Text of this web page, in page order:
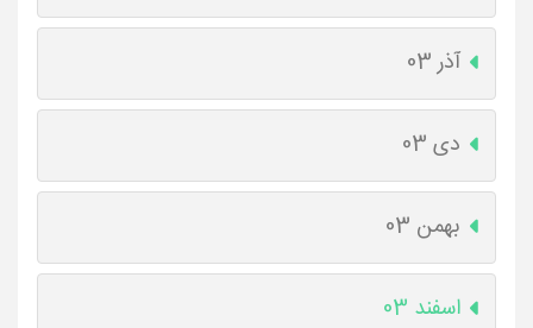
آذر 03
دی 03
بهمن 03
اسفند 03